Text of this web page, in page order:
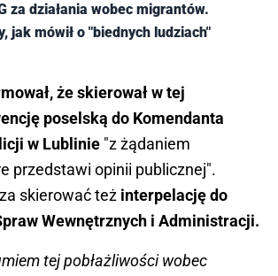
za działania wobec migrantów.
jak mówił o "biednych ludziach"
że skierował w tej
poselską do Komendanta
w Lublinie "z żądaniem
przedstawi opinii publicznej".
skierować też interpelację do
Wewnętrznych i Administracji.
tej pobłażliwości wobec